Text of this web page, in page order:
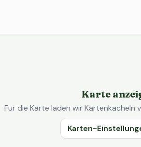
Karte
Für die Karte laden wir Kartenkacheln
Karten-